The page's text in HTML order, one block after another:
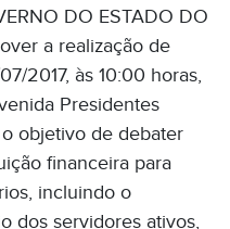
DO ESTADO DO
a realização de
2017, às 10:00 horas,
Presidentes
objetivo de debater
financeira para
incluindo o
dos servidores ativos,